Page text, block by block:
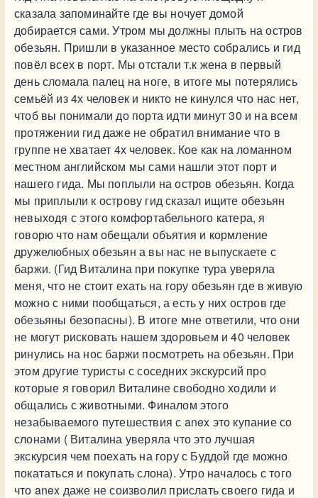
сказала запоминайте где вы ночует домой
добирается сами. Утром мы должны плыть на остров
обезьян. Пришли в указанное место собрались и гид
повёл всех в порт. Мы отстали т.к жена в первый
день сломала палец на ноге, в итоге мы потерялись
семьёй из 4х человек и никто не кинулся что нас нет,
чтоб вы понимали до порта идти минут 30 и на всем
протяжении гид даже не обратил внимание что в
группе не хватает 4х человек. Кое как на ломанном
местном английском мы сами нашли этот порт и
нашего гида. Мы поплыли на остров обезьян. Когда
мы приплыли к острову гид сказал ищите обезьян
невыходя с этого комфортабельного катера, я
говорю что нам обещали объятия и кормление
дружелюбных обезьян а вы нас не выпускаете с
баржи. (Гид Виталина при покупке тура уверяла
меня, что не стоит ехать на гору обезьян где в живую
можно с ними пообщаться, а есть у них остров где
обезьяны безопасны). В итоге мне ответили, что они
не могут рисковать нашем здоровьем и 40 человек
ринулись на нос баржи посмотреть на обезьян. При
этом другие туристы с соседних экскурсий про
которые я говорил Виталине свободно ходили и
общались с животными. Финалом этого
незабываемого путешествия с anex это купание со
слонами ( Виталина уверяла что это лучшая
экскурсия чем поехать на гору с Буддой где можно
покататься и покупать слона). Утро началось с того
что anex даже не соизволил прислать своего гида и